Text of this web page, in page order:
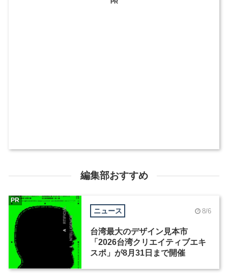
PR
編集部おすすめ
ニュース 8/6
台湾最大のデザイン見本市
「2026台湾クリエイティブエキ
スポ」が8月31日まで開催
PR